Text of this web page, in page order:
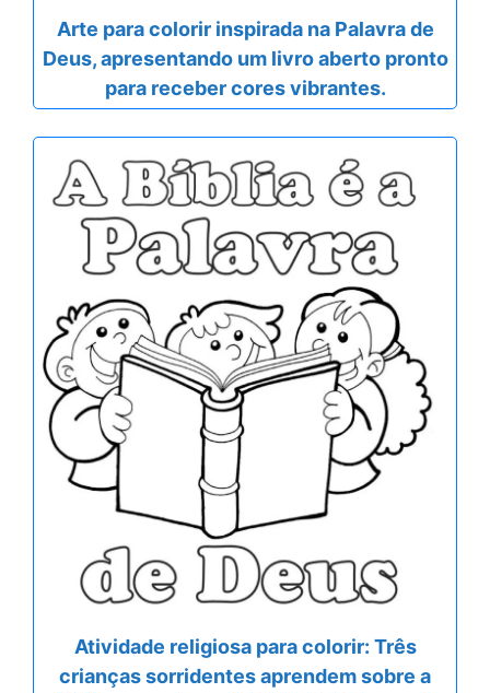
Arte para colorir inspirada na Palavra de
Deus, apresentando um livro aberto pronto
para receber cores vibrantes.
Atividade religiosa para colorir: Três
crianças sorridentes aprendem sobre a